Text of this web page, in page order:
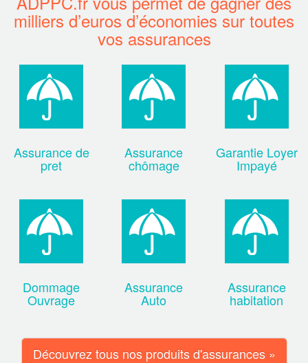
milliers d’euros d’économies sur toutes
vos assurances
Assurance de
pret
Assurance
chômage
Garantie Loyer
Impayé
Dommage
Ouvrage
Assurance
Auto
Assurance
habitation
Découvrez tous nos produits d'assurances »